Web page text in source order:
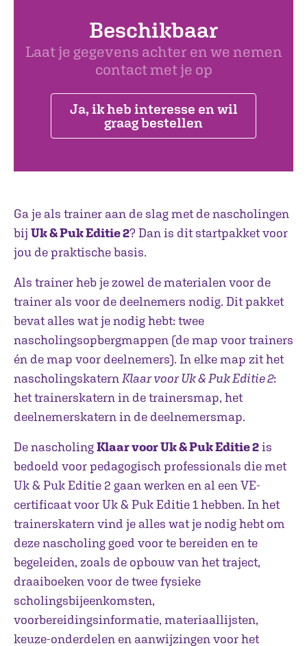
Beschikbaar
Laat je gegevens achter en we nemen
contact met je op
Ja, ik heb interesse en wil
graag bestellen
Ga je als trainer aan de slag met de nascholingen
bij Uk & Puk Editie 2? Dan is dit startpakket voor
jou de praktische basis.
Als trainer heb je zowel de materialen voor de
trainer als voor de deelnemers nodig. Dit pakket
bevat alles wat je nodig hebt: twee
nascholingsopbergmappen (de map voor trainers
én de map voor deelnemers). In elke map zit het
nascholingskatern Klaar voor Uk & Puk Editie 2:
het trainerskatern in de trainersmap, het
deelnemerskatern in de deelnemersmap.
De nascholingKlaar voor Uk & Puk Editie 2is
bedoeld voor pedagogisch professionals die met
Uk & Puk Editie 2 gaan werken en al een VE-
certificaat voor Uk & Puk Editie 1 hebben. In het
trainerskatern vind je alles wat je nodig hebt om
deze nascholing goed voor te bereiden en te
begeleiden, zoals de opbouw van het traject,
draaiboeken voor de twee fysieke
scholingsbijeenkomsten,
voorbereidingsinformatie, materiaallijsten,
keuze-onderdelen en aanwijzingen voor het